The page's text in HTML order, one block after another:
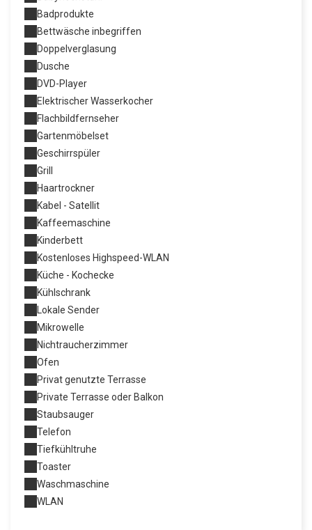
Badprodukte
Bettwäsche inbegriffen
Doppelverglasung
Dusche
DVD-Player
Elektrischer Wasserkocher
Flachbildfernseher
Gartenmöbelset
Geschirrspüler
Grill
Haartrockner
Kabel - Satellit
Kaffeemaschine
Kinderbett
Kostenloses Highspeed-WLAN
Küche - Kochecke
Kühlschrank
Lokale Sender
Mikrowelle
Nichtraucherzimmer
Ofen
Privat genutzte Terrasse
Private Terrasse oder Balkon
Staubsauger
Telefon
Tiefkühltruhe
Toaster
Waschmaschine
WLAN